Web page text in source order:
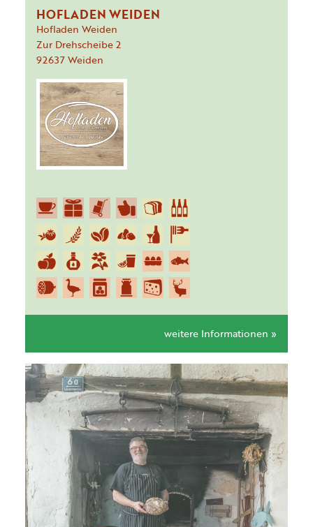
HOFLADEN WEIDEN
Hofladen Weiden
Zur Drehscheibe2
92637Weiden
weitere Informationen »